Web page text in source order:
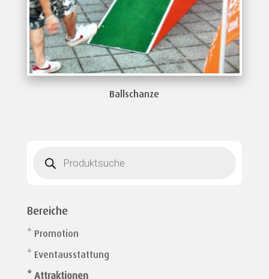
Ballschanze
search
Bereiche
* Promotion
* Eventausstattung
* Attraktionen